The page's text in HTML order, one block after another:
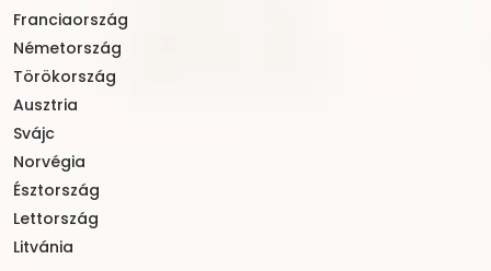
Franciaország
Németország
Törökország
Ausztria
Svájc
Norvégia
Észtország
Lettország
Litvánia